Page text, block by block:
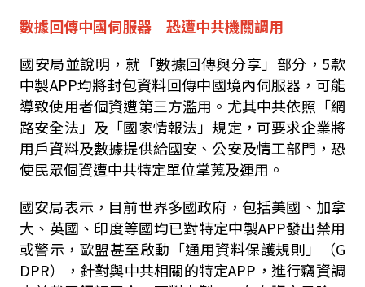
數據回傳中國伺服器 恐遭中共機關調用
國安局並說明，就「數據回傳與分享」部分， 5款
中製APP均將封包資料回傳中國境內伺服器，可能
導致使用者個資遭第三方濫用。尤其中共依照「網
路安全法」及「國家情報法」規定，可要求企業將
用戶資料及數據提供給國安、公安及情工部門，恐
使民眾個資遭中共特定單位掌蒐及運用。
國安局表示，目前世界多國政府，包括美國、加拿
大、英國、印度等國均已對特定中製APP發出禁用
或警示，歐盟甚至啟動「通用資料保護規則」（G
DPR），針對與中共相關的特定APP ，進行竊資調